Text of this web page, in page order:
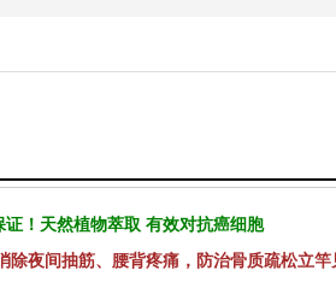
！天然植物萃取 有效对抗癌细胞
除夜间抽筋、腰背疼痛，防治骨质疏松立竿